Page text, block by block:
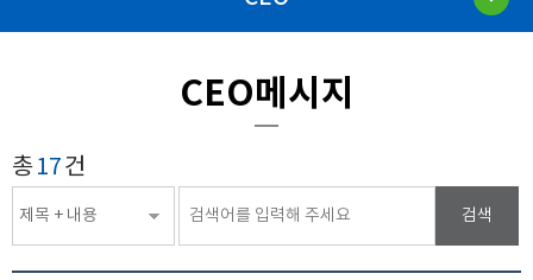
CEO메시지
게시글
검색
총17건
검색분류선택
검색